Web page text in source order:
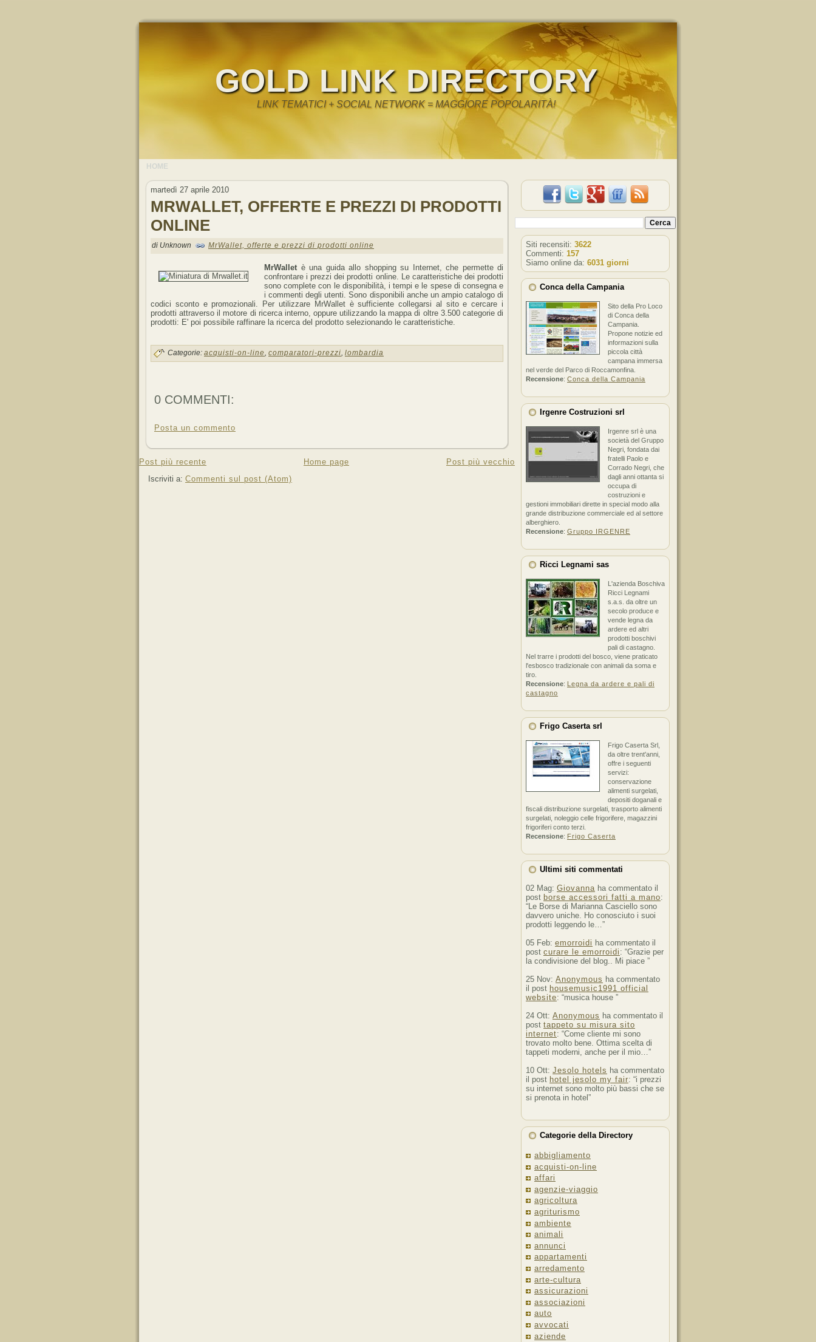
GOLD LINK DIRECTORY
LINK TEMATICI + SOCIAL NETWORK = MAGGIORE POPOLARITÀ!
HOME
martedì 27 aprile 2010
MRWALLET, OFFERTE E PREZZI DI PRODOTTI
ONLINE
di Unknown MrWallet, offerte e prezzi di prodotti online
MrWalletè una guida allo shopping su Internet, che permette di
confrontare i prezzi dei prodotti online. Le caratteristiche dei prodotti
sono complete con le disponibilità, i tempi e le spese di consegna e
i commenti degli utenti. Sono disponibili anche un ampio catalogo di
codici sconto e promozionali. Per utilizzare MrWallet è sufficiente collegarsi al sito e cercare i
prodotti attraverso il motore di ricerca interno, oppure utilizzando la mappa di oltre 3.500 categorie di
prodotti: E' poi possibile raffinare la ricerca del prodotto selezionando le caratteristiche.
Categorie: acquisti-on-line, comparatori-prezzi, lombardia
0 COMMENTI:
Posta un commento
Post più recente Post più vecchio
Home page
Iscriviti a: Commenti sul post (Atom)
Siti recensiti: 3622
Commenti: 157
Siamo online da: 6031 giorni
Conca della Campania
Sito della Pro Loco
di Conca della
Campania.
Propone notizie ed
informazioni sulla
piccola città
campana immersa
nel verde del Parco di Roccamonfina.
Recensione: Conca della Campania
Irgenre Costruzioni srl
Irgenre srl è una
società del Gruppo
Negri, fondata dai
fratelli Paolo e
Corrado Negri, che
dagli anni ottanta si
occupa di
costruzioni e
gestioni immobiliari dirette in special modo alla
grande distribuzione commerciale ed al settore
alberghiero.
Recensione: Gruppo IRGENRE
Ricci Legnami sas
L'azienda Boschiva
Ricci Legnami
s.a.s. da oltre un
secolo produce e
vende legna da
ardere ed altri
prodotti boschivi
pali di castagno.
Nel trarre i prodotti del bosco, viene praticato
l'esbosco tradizionale con animali da soma e
tiro.
Recensione: Legna da ardere e pali di
castagno
Frigo Caserta srl
Frigo Caserta Srl,
da oltre trent'anni,
offre i seguenti
servizi:
conservazione
alimenti surgelati,
depositi doganali e
fiscali distribuzione surgelati, trasporto alimenti
surgelati, noleggio celle frigorifere, magazzini
frigoriferi conto terzi.
Recensione: Frigo Caserta
Ultimi siti commentati
02 Mag: Giovanna ha commentato il
post borse accessori fatti a mano:
“Le Borse di Marianna Casciello sono
davvero uniche. Ho conosciuto i suoi
prodotti leggendo le…”
05 Feb: emorroidi ha commentato il
post curare le emorroidi : “Grazie per
la condivisione del blog.. Mi piace ”
25 Nov: Anonymous ha commentato
il post housemusic1991 official
website: “musica house ”
24 Ott: Anonymous ha commentato il
post tappeto su misura sito
internet: “Come cliente mi sono
trovato molto bene. Ottima scelta di
tappeti moderni, anche per il mio…”
10 Ott: Jesolo hotels ha commentato
il post hotel jesolo my fair: “i prezzi
su internet sono molto più bassi che se
si prenota in hotel”
Categorie della Directory
abbigliamento
acquisti-on-line
affari
agenzie-viaggio
agricoltura
agriturismo
ambiente
animali
annunci
appartamenti
arredamento
arte-cultura
assicurazioni
associazioni
auto
avvocati
aziende